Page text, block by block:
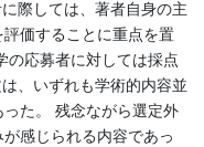
際しては、著者自身の主
価することに重点を置
の応募者に対しては採点
、いずれも学術的内容並
た。 残念ながら選定外
感じられる内容であっ